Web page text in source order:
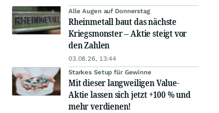
Alle Augen auf Donnerstag
Rheinmetall baut das nächste
Kriegsmonster – Aktie steigt vor
den Zahlen
03.08.26, 13:44
Starkes Setup für Gewinne
Mit dieser langweiligen Value-
Aktie lassen sich jetzt +100 % und
mehr verdienen!